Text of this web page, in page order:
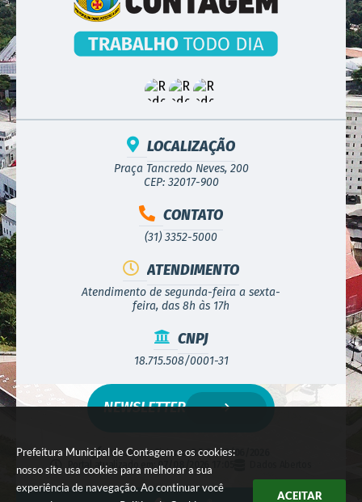
Prefeitura Municipal de Contagem e os cookies:
nosso site usa cookies para melhorar a sua
experiência de navegação. Ao continuar você
ACEITAR
LOCALIZAÇÃO
Praça Tancredo Neves, 200
CEP: 32017-900
CONTATO
(31) 3352-5000
ATENDIMENTO
Atendimento de segunda-feira a sexta-
feira, das 8h às 17h
CNPJ
18.715.508/0001-31
Versão do Sistema:3.5.3 - 19/06/2026
Portal atualizado em:
07/08/2026 17:05
NEWSLETTER